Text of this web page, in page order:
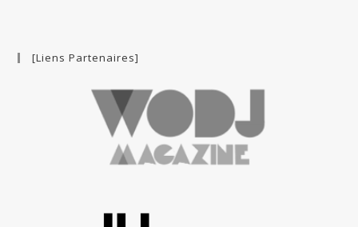
[Liens Partenaires]